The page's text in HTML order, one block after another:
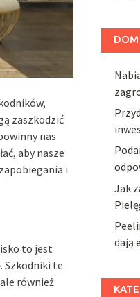
zaszkodzić
nas
aby nasze
i
to jest
. Szkodniki te
również
DOM
Jak
dają